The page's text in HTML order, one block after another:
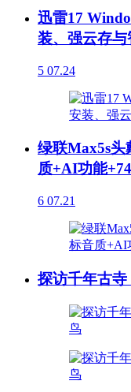
迅雷17
装、强云存
5 07.24
绿联Max5s头
质+AI功能
6 07.21
探访千年古